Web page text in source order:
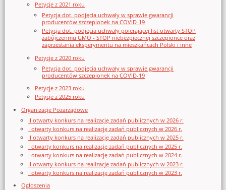
Petycje z 2021 roku
Petycja dot. podjęcia uchwały w sprawie gwarancji
producentów szczepionek na COVID-19
Petycja dot. podjęcia uchwały poierającej list otwarty STOP
zabójczenmu GMO - STOP niebezpiecznej szczepionce oraz
zaprzestania eksperymentu na mieszkańcach Polski i inne
Petycje z 2020 roku
Petycja dot. podjęcia uchwały w sprawie gwarancji
producentów szczepionek na COVID-19
Petycje z 2023 roku
Petycje z 2025 roku
Organizacje Pozarządowe
II otwarty konkurs na realizację zadań publicznych w 2026 r.
I otwarty konkurs na realizację zadań publicznych w 2026 r.
II otwarty konkurs na realizację zadań publicznych w 2025 r.
I otwarty konkurs na realizację zadań publicznych w 2025 r.
I otwarty konkurs na realizację zadań publicznych w 2024 r.
II otwarty konkurs na realizację zadań publicznych w 2023 r.
I otwarty konkurs na realizację zadań publicznych w 2023 r.
Ogłoszenia